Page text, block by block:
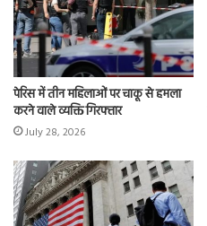
पेरिस में तीन महिलाओं पर चाकू से हमला
करने वाले व्यक्ति गिरफ्तार
July 28, 2026